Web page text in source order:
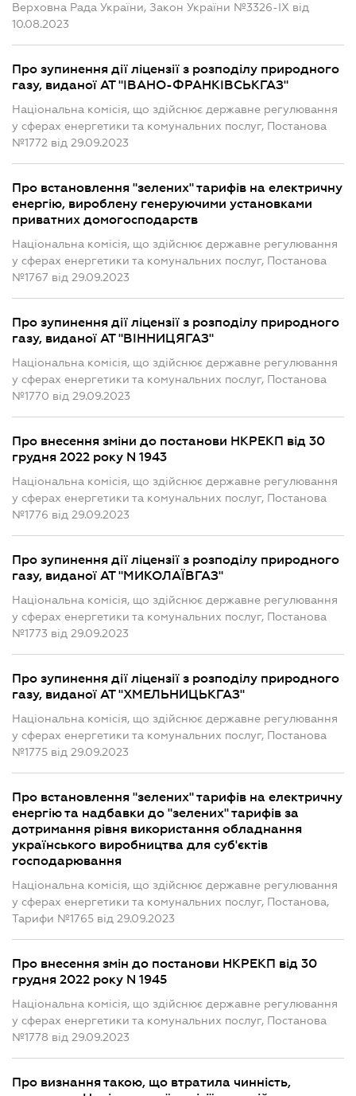
Верховна Рада України, Закон України №3326-IX від
10.08.2023
Про зупинення дії ліцензії з розподілу природного
газу, виданої АТ "ІВАНО-ФРАНКІВСЬКГАЗ"
Національна комісія, що здійснює державне регулювання
у сферах енергетики та комунальних послуг, Постанова
№1772 від 29.09.2023
Про встановлення "зелених" тарифів на електричну
енергію, вироблену генеруючими установками
приватних домогосподарств
Національна комісія, що здійснює державне регулювання
у сферах енергетики та комунальних послуг, Постанова
№1767 від 29.09.2023
Про зупинення дії ліцензії з розподілу природного
газу, виданої АТ "ВІННИЦЯГАЗ"
Національна комісія, що здійснює державне регулювання
у сферах енергетики та комунальних послуг, Постанова
№1770 від 29.09.2023
Про внесення зміни до постанови НКРЕКП від 30
грудня 2022 року N 1943
Національна комісія, що здійснює державне регулювання
у сферах енергетики та комунальних послуг, Постанова
№1776 від 29.09.2023
Про зупинення дії ліцензії з розподілу природного
газу, виданої АТ "МИКОЛАЇВГАЗ"
Національна комісія, що здійснює державне регулювання
у сферах енергетики та комунальних послуг, Постанова
№1773 від 29.09.2023
Про зупинення дії ліцензії з розподілу природного
газу, виданої АТ "ХМЕЛЬНИЦЬКГАЗ"
Національна комісія, що здійснює державне регулювання
у сферах енергетики та комунальних послуг, Постанова
№1775 від 29.09.2023
Про встановлення "зелених" тарифів на електричну
енергію та надбавки до "зелених" тарифів за
дотримання рівня використання обладнання
українського виробництва для суб'єктів
господарювання
Національна комісія, що здійснює державне регулювання
у сферах енергетики та комунальних послуг, Постанова,
Тарифи №1765 від 29.09.2023
Про внесення змін до постанови НКРЕКП від 30
грудня 2022 року N 1945
Національна комісія, що здійснює державне регулювання
у сферах енергетики та комунальних послуг, Постанова
№1778 від 29.09.2023
Про визнання такою, що втратила чинність,